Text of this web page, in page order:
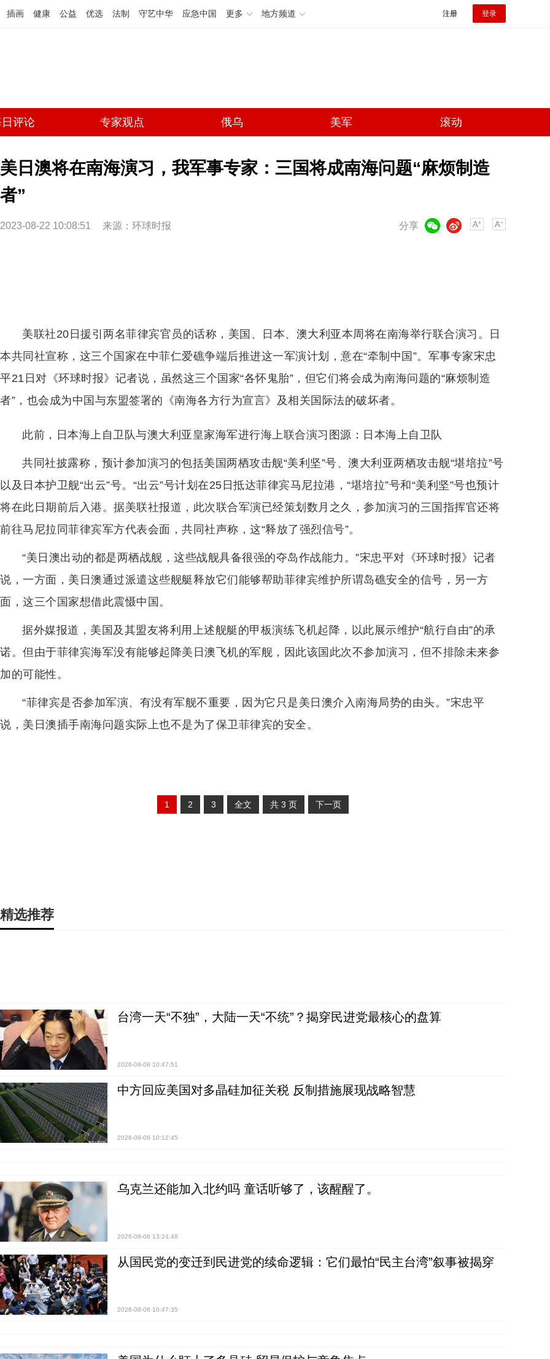
插画 健康 公益 优选 法制 守艺中华 应急中国 更多 地方频道 注册 登录
评论 专家观点 俄乌 美军 滚动
美日澳将在南海演习，我军事专家：三国将成南海问题“麻烦制造
者”
2023-08-22 10:08:51 来源：环球时报 分享
微博
美联社20日援引两名菲律宾官员的话称，美国、日本、澳大利亚本周将在南海举行联合演习。日
本共同社宣称，这三个国家在中菲仁爱礁争端后推进这一军演计划，意在“牵制中国”。军事专家宋忠
平21日对《环球时报》记者说，虽然这三个国家“各怀鬼胎”，但它们将会成为南海问题的“麻烦制造
者”，也会成为中国与东盟签署的《南海各方行为宣言》及相关国际法的破坏者。
此前，日本海上自卫队与澳大利亚皇家海军进行海上联合演习图源：日本海上自卫队
共同社披露称，预计参加演习的包括美国两栖攻击舰“美利坚”号、澳大利亚两栖攻击舰“堪培拉”号
以及日本护卫舰“出云”号。“出云”号计划在25日抵达菲律宾马尼拉港，“堪培拉”号和“美利坚”号也预计
将在此日期前后入港。据美联社报道，此次联合军演已经策划数月之久，参加演习的三国指挥官还将
前往马尼拉同菲律宾军方代表会面，共同社声称，这“释放了强烈信号”。
“美日澳出动的都是两栖战舰，这些战舰具备很强的夺岛作战能力。”宋忠平对《环球时报》记者
说，一方面，美日澳通过派遣这些舰艇释放它们能够帮助菲律宾维护所谓岛礁安全的信号，另一方
面，这三个国家想借此震慑中国。
据外媒报道，美国及其盟友将利用上述舰艇的甲板演练飞机起降，以此展示维护“航行自由”的承
诺。但由于菲律宾海军没有能够起降美日澳飞机的军舰，因此该国此次不参加演习，但不排除未来参
加的可能性。
“菲律宾是否参加军演、有没有军舰不重要，因为它只是美日澳介入南海局势的由头。”宋忠平
说，美日澳插手南海问题实际上也不是为了保卫菲律宾的安全。
1 2 3 全文 共 3 页 下一页
精选推荐
台湾一天“不独”，大陆一天“不统”？揭穿民进党最核心的盘算
2026-08-08 10:47:51
中方回应美国对多晶硅加征关税 反制措施展现战略智慧
2026-08-08 10:12:45
乌克兰还能加入北约吗 童话听够了，该醒醒了。
2026-08-08 13:24:48
从国民党的变迁到民进党的续命逻辑：它们最怕“民主台湾”叙事被揭穿
2026-08-08 10:47:35